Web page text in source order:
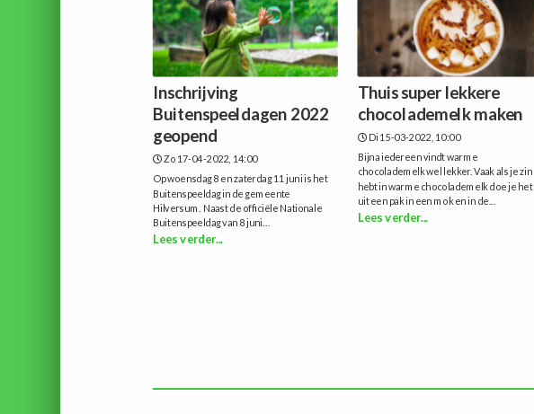
Inschrijving
Buitenspeeldagen 2022
geopend
Zo 17-04-2022, 14:00
Op woensdag 8 en zaterdag 11 juni is het
Buitenspeeldag in de gemeente
Hilversum. Naast de officiële Nationale
Buitenspeeldag van 8 juni...
Lees verder...
Thuis super lekkere
chocolademelk maken
Di 15-03-2022, 10:00
Bijna iedereen vindt warme
chocolademelk wel lekker. Vaak als je zin
hebt in warme chocolademelk doe je het
uit een pak in een mok en in de...
Lees verder...